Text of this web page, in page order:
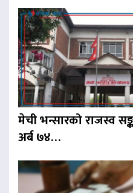
मेची भन्सारको राजस्व
अर्ब ७४…